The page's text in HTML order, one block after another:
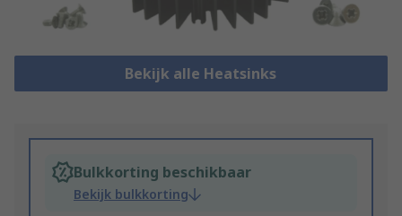
Bekijk alle Heatsinks
Bulkkorting beschikbaar
Bekijk bulkkorting